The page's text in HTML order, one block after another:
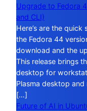
Upgrade to Fedora
and CLI)
Here’s are the
the Fedora 44
download and the
This release brings
desktop for
Plasma desktop
[…]
Future of AI in